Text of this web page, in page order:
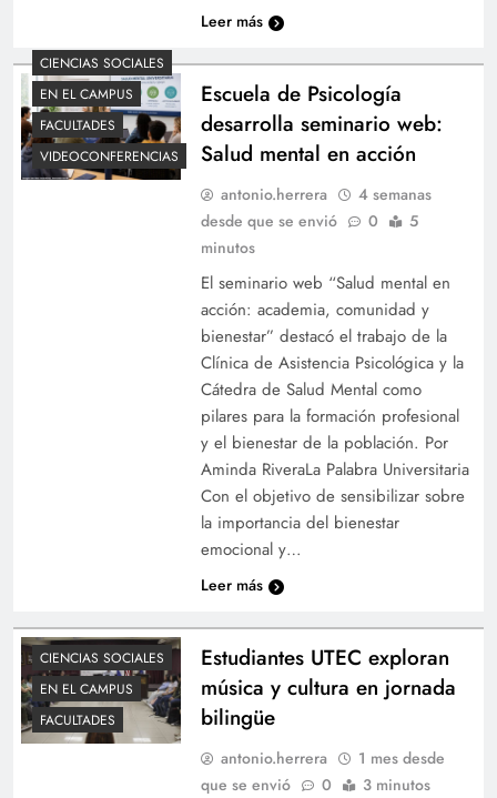
Leer más
CIENCIAS SOCIALES
EN EL CAMPUS
FACULTADES
VIDEOCONFERENCIAS
Escuela de Psicología
desarrolla seminario web:
Salud mental en acción
antonio.herrera
4 semanas
desde que se envió
0
5
minutos
El seminario web “Salud mental en
acción: academia, comunidad y
bienestar” destacó el trabajo de la
Clínica de Asistencia Psicológica y la
Cátedra de Salud Mental como
pilares para la formación profesional
y el bienestar de la población. Por
Aminda RiveraLa Palabra Universitaria
Con el objetivo de sensibilizar sobre
la importancia del bienestar
emocional y…
Leer más
CIENCIAS SOCIALES
EN EL CAMPUS
FACULTADES
Estudiantes UTEC exploran
música y cultura en jornada
bilingüe
antonio.herrera
1 mes desde
que se envió
0 3 minutos